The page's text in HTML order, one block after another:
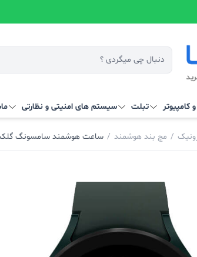
تبلت سیستم‌ های امنیتی و نظارتی
/ مچ بند هوشمند / ساعت هوشمند سامسونگ گلکسی واچ 4 44